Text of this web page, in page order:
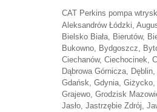
CAT Perkins pompa
Aleksandrów Łódzki,
Bielsko Biała, Bierutów,
Bukowno, Bydgoszcz,
Ciechanów, Ciechocinek,
Dąbrowa Górnicza,
Gdańsk, Gdynia, Giżycko,
Grajewo, Grodzisk
Jasło, Jastrzębie Zdrój,